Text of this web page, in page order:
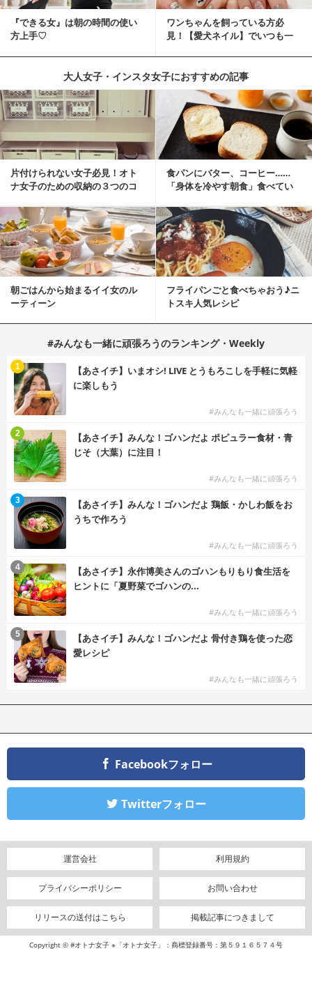
『できる女』は朝の時間の使い
方上手♡
ワンちゃんを飼っている方必
見！【愛犬ネイル】でいつも一
大人女子・インスタ女子におすすめの記事
片付けられない女子必見！オト
ナ女子のための収納の３つのコ
食パンにバター、コーヒー……
「身体を冷やす朝食」食べてい
朝ごはんから始まるイイ女のル
ーティーン
フライパンごと食べちゃおう♪ニ
トスキ人気レシピ
#みんなも一緒に頑張ろうのランキング・Weekly
【あさイチ】いまオシ! LIVE とうもろこしを手軽に気軽
に楽しもう
#みんなも一緒に頑張ろう
1
【あさイチ】みんな！ゴハンだよ ポピュラー食材・青
じそ（大葉）に注目！
#みんなも一緒に頑張ろう
2
【あさイチ】みんな！ゴハンだよ 鶏飯・かしわ飯をお
うちで作ろう
#みんなも一緒に頑張ろう
3
【あさイチ】永作博美さんのゴハンもりもり食生活を
ヒントに「夏野菜でゴハンの...
#みんなも一緒に頑張ろう
4
【あさイチ】みんな！ゴハンだよ 骨付き鶏を使った恋
愛レシピ
#みんなも一緒に頑張ろう
5
Facebookフォロー
Twitterフォロー
運営会社 利用規約
プライバシーポリシー お問い合わせ
リリースの送付はこちら 掲載記事につきまして
Copyright © #オトナ女子 ※「オトナ女子」：商標登録番号：第５９１６５７４号